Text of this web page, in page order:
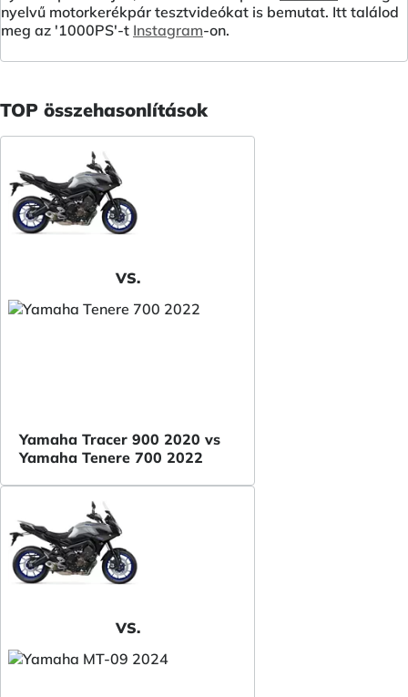
nyelvű motorkerékpár tesztvideókat is bemutat. Itt találod
meg az '1000PS'-t Instagram-on.
TOP összehasonlítások
VS.
Yamaha Tracer 900 2020 vs
Yamaha Tenere 700 2022
VS.